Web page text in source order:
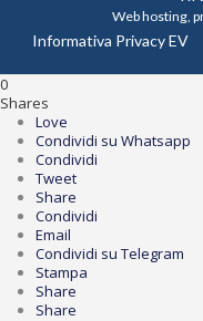
Web hosting,
Informativa Privacy EV
0
Shares
Love
Condividi su Whatsapp
Condividi
Tweet
Share
Condividi
Email
Condividi su Telegram
Stampa
Share
Share